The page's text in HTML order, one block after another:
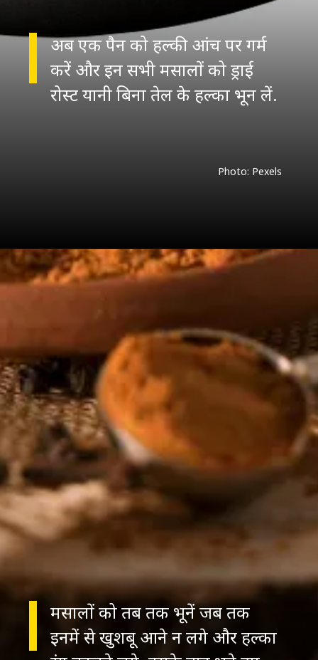
अब एक पैन को हल्की आंच पर गर्म
करें और इन सभी मसालों को ड्राई
Photo: Pexels
मसालों को तब तक भूनें जब तक
इनमें से खुशबू आने न लगे और हल्का